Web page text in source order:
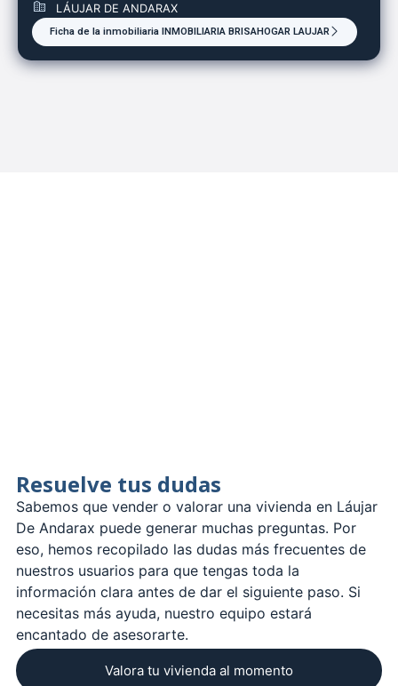
LÁUJAR DE ANDARAX
Ficha de la inmobiliaria INMOBILIARIA BRISAHOGAR LAUJAR
Resuelve tus dudas
Sabemos que vender o valorar una vivienda en Láujar
De Andarax puede generar muchas preguntas. Por
eso, hemos recopilado las dudas más frecuentes de
nuestros usuarios para que tengas toda la
información clara antes de dar el siguiente paso. Si
necesitas más ayuda, nuestro equipo estará
encantado de asesorarte.
Valora tu vivienda al momento